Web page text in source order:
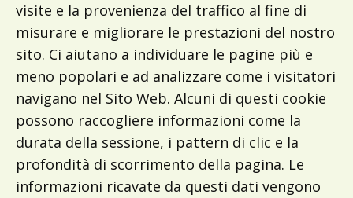
visite e la provenienza del traffico al fine di
misurare e migliorare le prestazioni del nostro
sito. Ci aiutano a individuare le pagine più e
meno popolari e ad analizzare come i visitatori
navigano nel Sito Web. Alcuni di questi cookie
possono raccogliere informazioni come la
durata della sessione, i pattern di clic e la
profondità di scorrimento della pagina. Le
informazioni ricavate da questi dati vengono